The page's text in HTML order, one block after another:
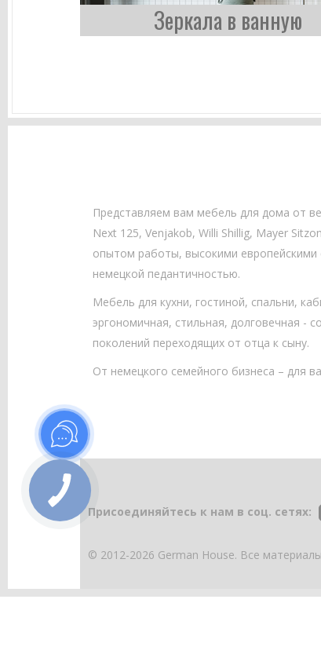
Зеркала в ванную
Представляем вам мебель для дома от
Next 125, Venjakob, Willi Shillig, Mayer
опытом работы, высокими
немецкой педантичностью.
Мебель для кухни, гостиной, спальни,
эргономичная, стильная, долговечная -
поколений переходящих от отца к сыну.
От немецкого семейного бизнеса – для
Присоединяйтесь к нам в соц. сетях:
© 2012-2026 German House. Все